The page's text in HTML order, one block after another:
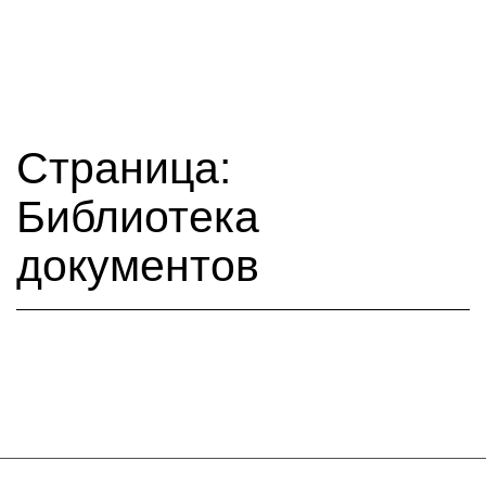
Страница:
Библиотека
документов